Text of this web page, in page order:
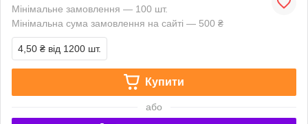
Мінімальне замовлення — 100 шт.
Мінімальна сума замовлення на сайті — 500 ₴
4,50 ₴ від 1200 шт.
Купити
або